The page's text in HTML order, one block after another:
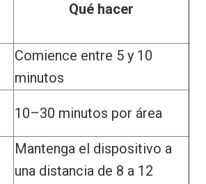
Qué hacer
Comience entre 5 y 10
minutos
10–30 minutos por área
Mantenga el dispositivo a
una distancia de 8 a 12